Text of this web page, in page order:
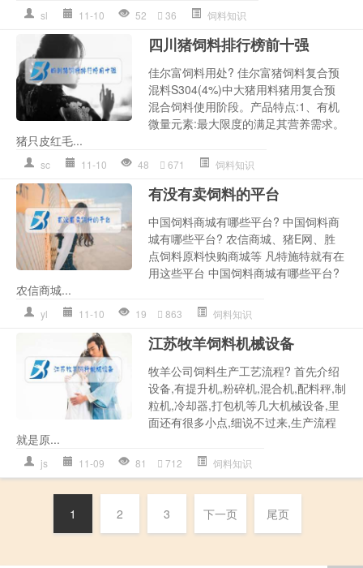
sl 11-10 52 36 饲料知识
四川猪饲料排行榜前十强
佳尔富饲料用处? 佳尔富猪饲料复合预
混料S304(4%)中大猪用料猪用复合预
混合饲料使用阶段。产品特点:1、有机
微量元素:最大限度的满足其营养需求。
猪只皮红毛...
sc 11-10 48 671 饲料知识
有没有卖饲料的平台
中国饲料商城有哪些平台? 中国饲料商
城有哪些平台? 农信商城、猪E网、胜
点饲料原料快购商城等 凡特施特就有在
用这些平台 中国饲料商城有哪些平台?
农信商城...
yl 11-10 19 863 饲料知识
江苏牧羊饲料机械设备
牧羊公司饲料生产工艺流程? 首先介绍
设备,有提升机,粉碎机,混合机,配料秤,制
粒机,冷却器,打包机等几大机械设备,里
面还有很多小点,细说不过来,生产流程
就是原...
js 11-09 81 712 饲料知识
1 2 3 下一页 尾页